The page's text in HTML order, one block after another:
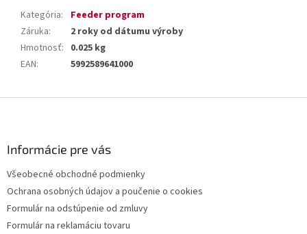
Kategória:
Feeder program
Záruka:
2 roky od dátumu výroby
Hmotnosť: 0.025 kg
EAN: 5992589641000
Informácie pre vás
Všeobecné obchodné podmienky
Ochrana osobných údajov a poučenie o cookies
Formulár na odstúpenie od zmluvy
Formulár na reklamáciu tovaru